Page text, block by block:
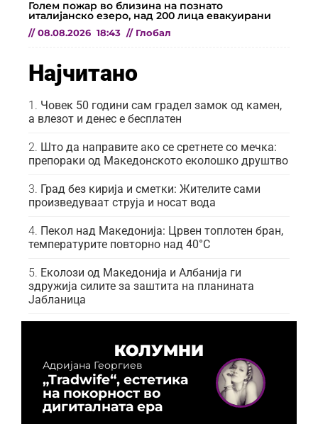
Голем пожар во близина на познато
италијанско езеро, над 200 лица евакуирани
// 08.08.2026 18:43 // Глобал
Најчитано
Човек 50 години сам градел замок од камен,
а влезот и денес е бесплатен
Што да направите ако се сретнете со мечка:
препораки од Македонското еколошко друштво
Град без кирија и сметки: Жителите сами
произведуваат струја и носат вода
Пекол над Македонија: Црвен топлотен бран,
температурите повторно над 40°C
Еколози од Македонија и Албанија ги
здружија силите за заштита на планината
Јабланица
КОЛУМНИ
Адријана Георгиев
„Tradwife“, естетика
на покорност во
дигиталната ера